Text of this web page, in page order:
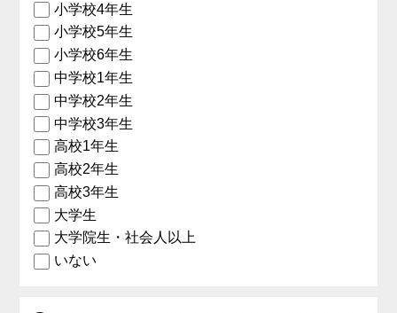
小学校4年生
小学校5年生
小学校6年生
中学校1年生
中学校2年生
中学校3年生
高校1年生
高校2年生
高校3年生
大学生
大学院生・社会人以上
いない